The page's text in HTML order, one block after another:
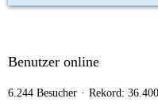
Benutzer online
6.244 Besucher Rekord: